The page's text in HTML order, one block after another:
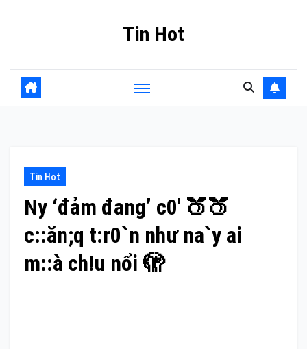
Tin Hot
Tin Hot
Ny ‘đảm đang’ c0′ 🍑🍑
c::ăn;q t:r0`n như na`y ai
m::à ch!u nổi 🫣